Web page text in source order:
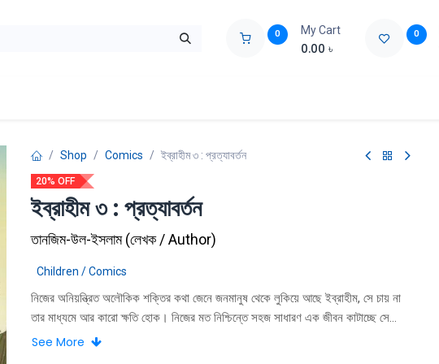
0 My Cart
0.00 ৳
0
Shop Comics ইব্রাহীম ৩ : প্রত্যাবর্তন
20% OFF
ইব্রাহীম ৩ : প্রত্যাবর্তন
তানজিম-উল-ইসলাম(লেখক / Author)
Children / Comics
নিজের অনিয়ন্ত্রিত অলৌকিক শক্তির কথা জেনে জনমানুষ থেকে লুকিয়ে আছে ইব্রাহীম, সে চায় না
তার মাধ্যমে আর কারো ক্ষতি হোক। নিজের মত নিশ্চিন্তে সহজ সাধারণ এক জীবন কাটাচ্ছে সে
বান্দরবানের এক জঙ্গলের কাছে। কিন্তু সেখানেও পৌঁছে গেল মানুষের লোভ-ঘৃণা আর হিংসার ছোবল।
See More